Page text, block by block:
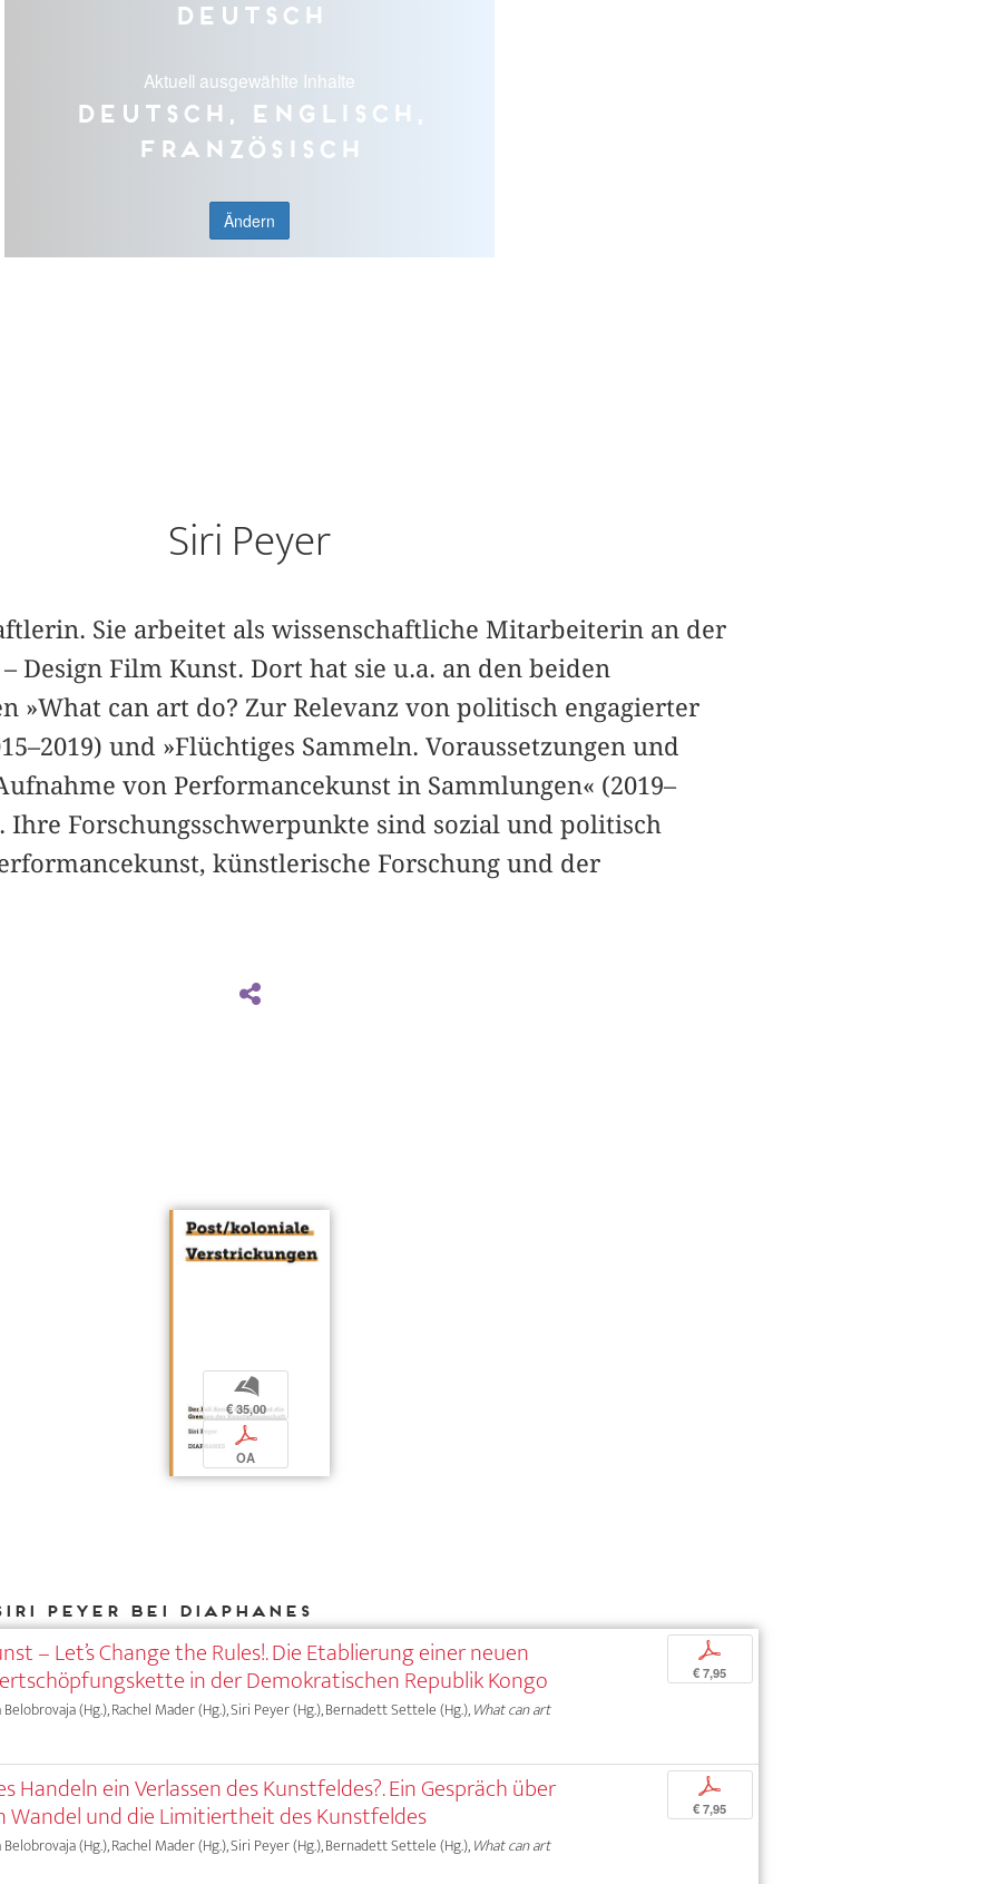
Deutsch
Aktuell ausgewählte Inhalte
Deutsch, Englisch,
Französisch
Ändern
Siri Peyer
Sie arbeitet als wissenschaftliche Mitarbeiterin an der
Design Film Kunst. Dort hat sie u.a. an den beiden
»What can art do? Zur Relevanz von politisch engagierter
und »Flüchtiges Sammeln. Voraussetzungen und
von Performancekunst in Sammlungen« (2019–
Ihre Forschungsschwerpunkte sind sozial und politisch
künstlerische Forschung und der
b
€ 35,00
p
OA
Peyer bei DIAPHANES
– Let’s Change the Rules!. Die Etablierung einer neuen
in der Demokratischen Republik Kongo
(Hg.), Rachel Mader (Hg.), Siri Peyer (Hg.), Bernadett Settele (Hg.),What can art
p
€ 7,95
Handeln ein Verlassen des Kunstfeldes?. Ein Gespräch über
Wandel und die Limitiertheit des Kunstfeldes
(Hg.), Rachel Mader (Hg.), Siri Peyer (Hg.), Bernadett Settele (Hg.),What can art
p
€ 7,95